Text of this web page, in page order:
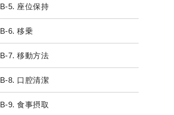
B-5. 座位保持
B-6. 移乗
B-7. 移動方法
B-8. 口腔清潔
B-9. 食事摂取